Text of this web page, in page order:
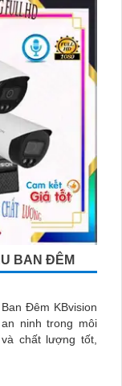
BAN ĐÊM
Đêm KBvision
ninh trong môi